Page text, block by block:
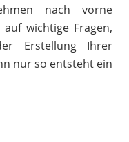
nach vorne
wichtige Fragen,
Erstellung Ihrer
nur so entsteht ein